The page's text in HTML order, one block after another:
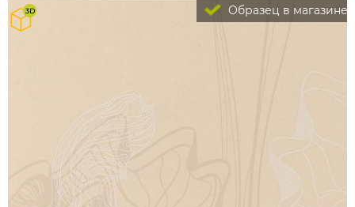
Образец в магазине